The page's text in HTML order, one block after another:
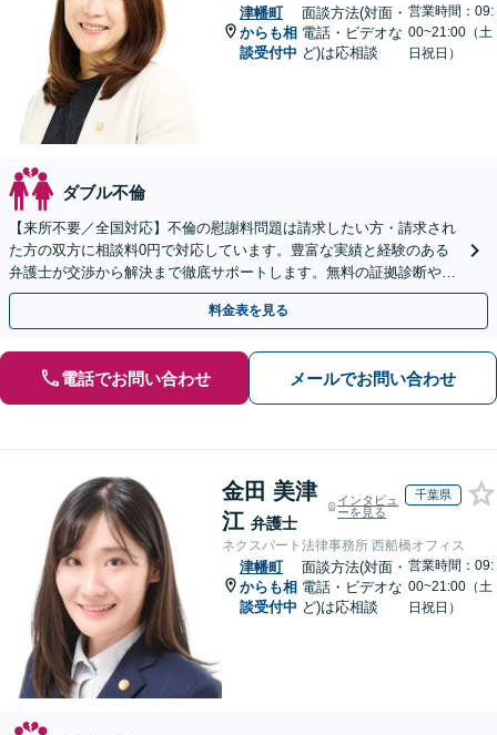
津幡町
からも相
談受付中
面談方法(対面・
電話・ビデオな
ど)は応相談
営業時間：09:
00~21:00（土
日祝日）
ダブル不倫
【来所不要／全国対応】不倫の慰謝料問題は請求したい方・請求され
た方の双方に相談料0円で対応しています。豊富な実績と経験のある
弁護士が交渉から解決まで徹底サポートします。無料の証拠診断や着
手金の返還保証もありますので安心してご相談ください。
料金表を見る
電話でお問い合わせ メールでお問い合わせ
金田 美津
江 弁護士
インタビュ
ーを見る
千葉県
ネクスパート法律事務所 西船橋オフィス
津幡町
からも相
談受付中
面談方法(対面・
電話・ビデオな
ど)は応相談
営業時間：09:
00~21:00（土
日祝日）